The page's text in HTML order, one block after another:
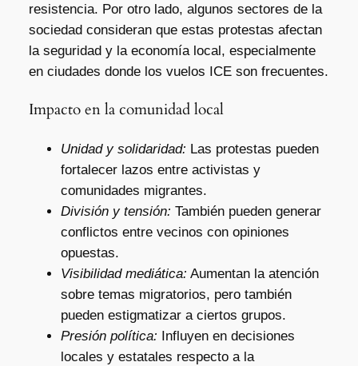
resistencia. Por otro lado, algunos sectores de la
sociedad consideran que estas protestas afectan
la seguridad y la economía local, especialmente
en ciudades donde los vuelos ICE son frecuentes.
Impacto en la comunidad local
Unidad y solidaridad: Las protestas pueden
fortalecer lazos entre activistas y
comunidades migrantes.
División y tensión: También pueden generar
conflictos entre vecinos con opiniones
opuestas.
Visibilidad mediática: Aumentan la atención
sobre temas migratorios, pero también
pueden estigmatizar a ciertos grupos.
Presión política: Influyen en decisiones
locales y estatales respecto a la